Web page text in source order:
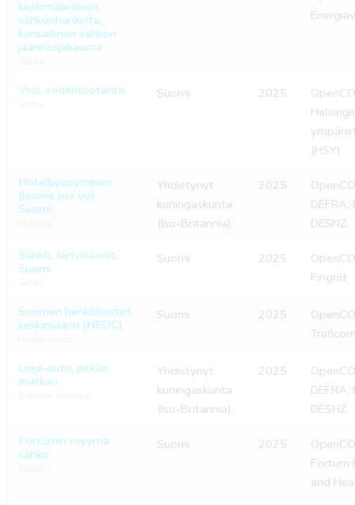
keskimääräinen
sähkönhankinta,
kansallinen sähkön
jäännösjakauma
Vesi, vedentuotanto Suomi 2025
(HSY)
Hotelliyöpyminen
(huone per yö),
Suomi
Yhdistynyt
kuningaskunta
(Iso-Britannia)
2025
DEFRA,
DESNZ
Sähkö, siirtohäviöt,
Suomi
Suomi 2025
Fingrid
Suomen henkilöautot
keskimäärin (NEDC)
Suomi 2025
Linja-auto, pitkän
matkan
Yhdistynyt
kuningaskunta
(Iso-Britannia)
2025
DEFRA,
DESNZ
Fortumin myymä
sähkö
Suomi 2025
Fortum
and